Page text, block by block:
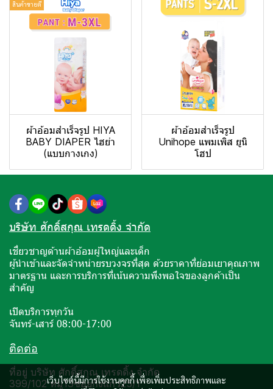
สินค้าขายดี
ผ้าอ้อมสำเร็จรูป HIYA
BABY DIAPER ไฮย่า
(แบบกางเกง)
ผ้าอ้อมสำเร็จรูป
Unihope แพมเพิส ยูนิ
โฮป
เว็บไซต์นี้มีการใช้งานคุกกี้ เพื่อเพิ่มประสิทธิภาพและ
บริษัท ศักดิ์สกุณ เทรดดิ้ง จำกัด
เชี่ยวชาญด้านผ้าอ้อมผู้ใหญ่และเด็ก
ผู้นำเข้าและจัดจำหน่ายรบวงจรที่สุด ด้วยราคาที่ย่อมเยาคุณภาพ
มาตรฐาน และการบริการที่เน้นความพึงพอใจของลูกค้าเป็น
สำคัญ
เปิดบริการทุกวัน
จันทร์-เสาร์ 08:00-17:00
ติดต่อ
ที่อยู่ บริษัท ศักดิ์สกุณ เทรดดิ้ง จำกัด
399/102 หมู่13ซอยกิ่งแก้ว25/1